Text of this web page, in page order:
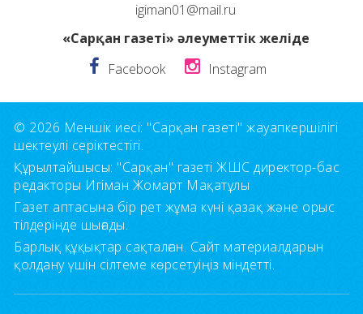
igiman01@mail.ru
«Сарқан газеті» әлеуметтік желіде
Facebook
Instagram
© 2026 Меншік иесі: "Сарқан газеті" жауапкершілігі
шектеулі серіктестігі.
Құрылтайшысы: "Сарқан" газеті ЖШС директор-бас
редакторы Игіман Жомарт Мақатұлы
Газет аптасына бір рет жұма күні қазақ және орыс
тілдерінде шығады.
Барлық құқықтар сақталған. Сайт материалдарын
қолдану үшін сілтеме көрсетуіңіз міндетті.